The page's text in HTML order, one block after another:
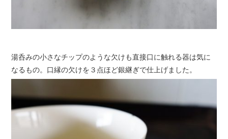
湯呑みの小さなチップのような欠けも直接口に触れる器は気に
なるもの。口縁の欠けを３点ほど銀継ぎで仕上げました。